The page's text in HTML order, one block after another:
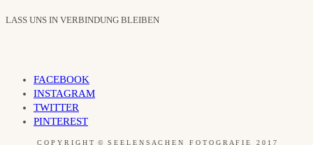
LASS UNS IN VERBINDUNG BLEIBEN
FACEBOOK
INSTAGRAM
TWITTER
PINTEREST
C O P Y R I G H T © S E E L E N S A C H E N F O T O G R A F I E 2 0 1 7